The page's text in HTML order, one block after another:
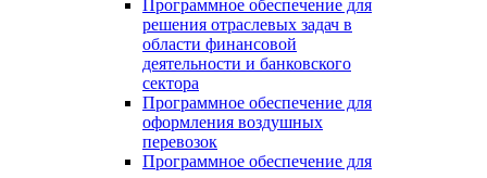
Программное обеспечение для
решения отраслевых задач в
области финансовой
деятельности и банковского
сектора
Программное обеспечение для
оформления воздушных
перевозок
Программное обеспечение для